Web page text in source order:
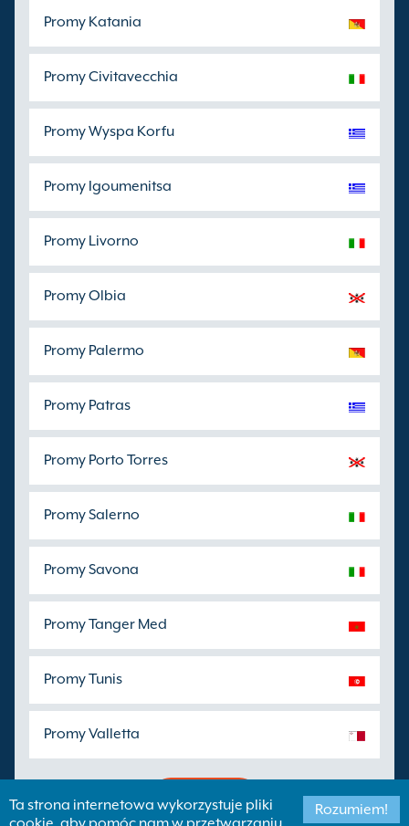
Promy Katania
Promy Civitavecchia
Promy Wyspa Korfu
Promy Igoumenitsa
Promy Livorno
Promy Olbia
Promy Palermo
Promy Patras
Promy Porto Torres
Promy Salerno
Promy Savona
Promy Tanger Med
Promy Tunis
Promy Valletta
Znajdz Port
Ta strona internetowa wykorzystuje pliki
Rozumiem!